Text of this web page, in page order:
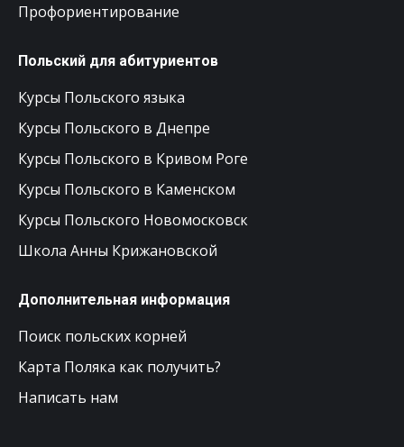
Профориентирование
Польский для абитуриентов
Курсы Польского языка
Курсы Польского в Днепре
Курсы Польского в Кривом Роге
Курсы Польского в Каменском
Курсы Польского Новомосковск
Школа Анны Крижановской
Дополнительная информация
Поиск польских корней
Карта Поляка как получить?
Написать нам